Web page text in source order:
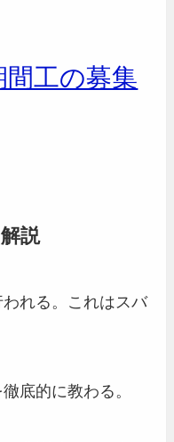
間工の募集
説
れる。これはスバ
底的に教わる。